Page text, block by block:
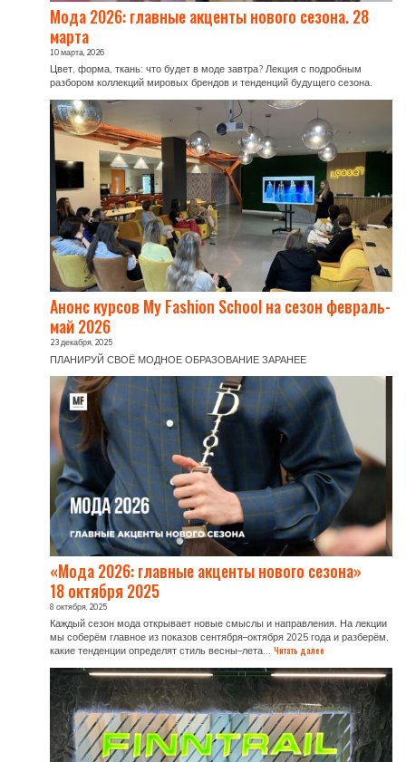
Мода 2026: главные акценты нового сезона. 28
марта
10 марта, 2026
Цвет, форма, ткань: что будет в моде завтра? Лекция с подробным
разбором коллекций мировых брендов и тенденций будущего сезона.
Анонс курсов My Fashion School на сезон февраль-
май 2026
23 декабря, 2025
ПЛАНИРУЙ СВОЁ МОДНОЕ ОБРАЗОВАНИЕ ЗАРАНЕЕ
«Мода 2026: главные акценты нового сезона»
18 октября 2025
8 октября, 2025
Каждый сезон мода открывает новые смыслы и направления. На лекции
мы соберём главное из показов сентября–октября 2025 года и разберём,
какие тенденции определят стиль весны–лета… Читать далее
2026:
главные
акценты
нового
сезона»
18 октября 2025